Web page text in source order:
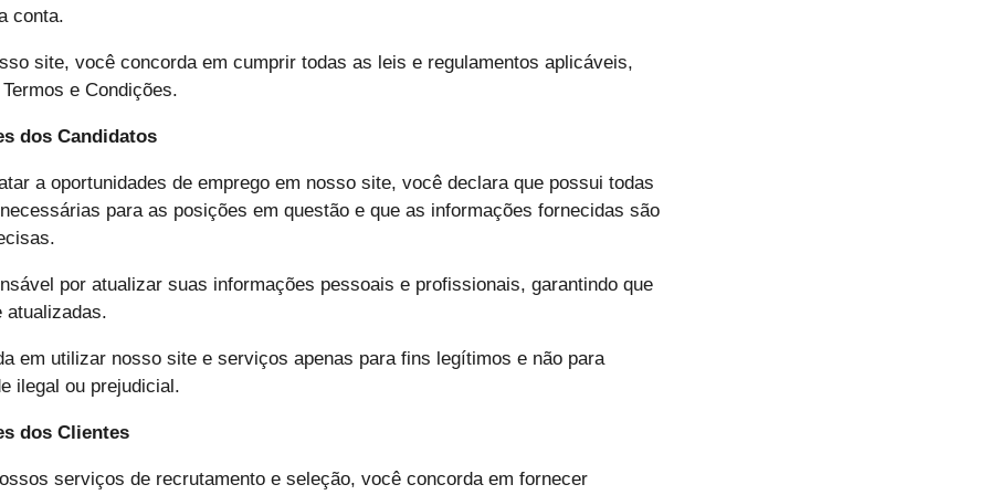
conta.
site, você concorda em cumprir todas as leis e regulamentos aplicáveis,
e Condições.
dos Candidatos
a oportunidades de emprego em nosso site, você declara que possui todas
para as posições em questão e que as informações fornecidas são
por atualizar suas informações pessoais e profissionais, garantindo que
atualizadas.
em utilizar nosso site e serviços apenas para fins legítimos e não para
ilegal ou prejudicial.
dos Clientes
serviços de recrutamento e seleção, você concorda em fornecer